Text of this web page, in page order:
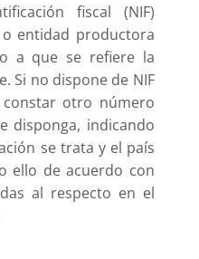
fiscal (NIF)
entidad productora
a que se refiere la
Si no dispone de NIF
constar otro número
disponga, indicando
se trata y el país
ello de acuerdo con
al respecto en el